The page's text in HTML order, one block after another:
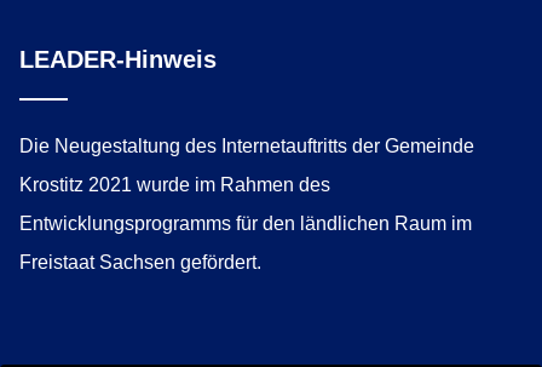
LEADER-Hinweis
Die Neugestaltung des Internetauftritts der Gemeinde
Krostitz 2021 wurde im Rahmen des
Entwicklungsprogramms für den ländlichen Raum im
Freistaat Sachsen gefördert.